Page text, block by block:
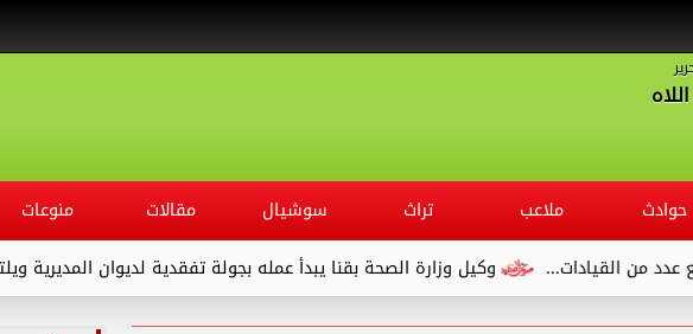
حوادث ملاعب تراث سوشيال مقالات منوعات
وكيل وزارة الصحة بقنا يبدأ عمله بجولة تفقدية لديوان المديرية ويلتقي العاملين.